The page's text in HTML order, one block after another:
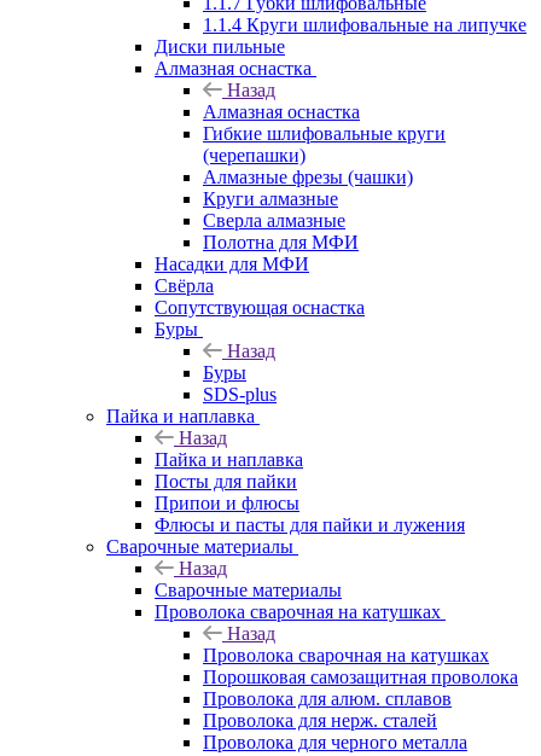
1.1.4 Круги шлифовальные на липучке
Диски пильные
Алмазная оснастка
Назад
Алмазная оснастка
Гибкие шлифовальные круги
(черепашки)
Алмазные фрезы (чашки)
Круги алмазные
Сверла алмазные
Полотна для МФИ
Насадки для МФИ
Свёрла
Сопутствующая оснастка
Буры
Назад
Буры
SDS-plus
Пайка и наплавка
Назад
Пайка и наплавка
Посты для пайки
Припои и флюсы
Флюсы и пасты для пайки и лужения
Сварочные материалы
Назад
Сварочные материалы
Проволока сварочная на катушках
Назад
Проволока сварочная на катушках
Порошковая самозащитная проволока
Проволока для алюм. сплавов
Проволока для нерж. сталей
Проволока для черного металла